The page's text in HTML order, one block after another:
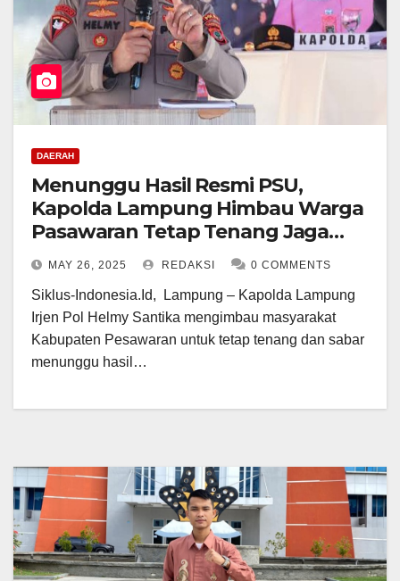
DAERAH
Menunggu Hasil Resmi PSU,
Kapolda Lampung Himbau Warga
Pasawaran Tetap Tenang Jaga
Kamtibmas
MAY 26, 2025 REDAKSI 0 COMMENTS
Siklus-Indonesia.Id, Lampung – Kapolda Lampung
Irjen Pol Helmy Santika mengimbau masyarakat
Kabupaten Pesawaran untuk tetap tenang dan sabar
menunggu hasil…